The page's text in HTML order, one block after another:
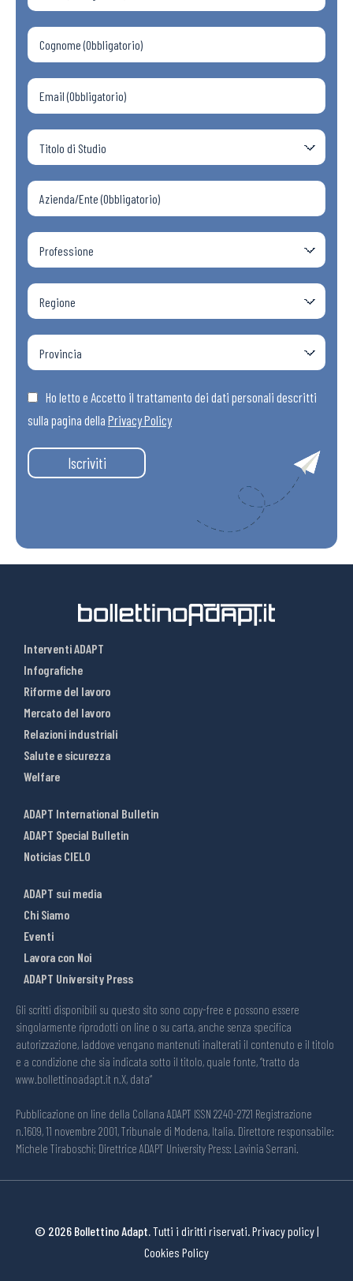
Ho letto e Accetto il trattamento dei dati personali descritti
sulla pagina della Privacy Policy
Iscriviti
Interventi ADAPT
Infografiche
Riforme del lavoro
Mercato del lavoro
Relazioni industriali
Salute e sicurezza
Welfare
ADAPT International Bulletin
ADAPT Special Bulletin
Noticias CIELO
ADAPT sui media
Chi Siamo
Eventi
Lavora con Noi
ADAPT University Press
Gli scritti disponibili su questo sito sono copy-free e possono essere
singolarmente riprodotti on line o su carta, anche senza specifica
autorizzazione, laddove vengano mantenuti inalterati il contenuto e il titolo
e a condizione che sia indicata sotto il titolo, quale fonte, “tratto da
www.bollettinoadapt.it n.X, data“
Pubblicazione on line della Collana ADAPT ISSN 2240-2721 Registrazione
n.1609, 11 novembre 2001, Tribunale di Modena, Italia. Direttore responsabile:
Michele Tiraboschi; Direttrice ADAPT University Press: Lavinia Serrani.
© 2026 Bollettino Adapt.Tutti i diritti riservati.Privacy policy|
Cookies Policy